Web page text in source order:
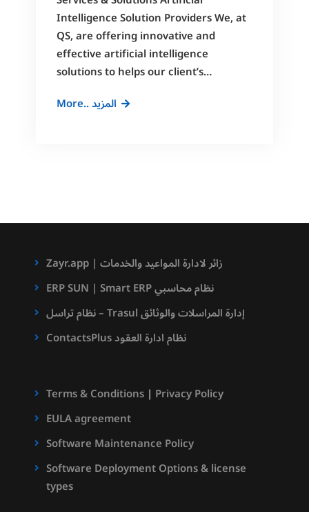
Intelligence Solution Providers We, at
QS, are offering innovative and
effective artificial intelligence
solutions to helps our client’s…
More.. المزيدArtificial
Zayr.app | زائر لادارة المواعيد والخدمات
ERP SUN | Smart ERP نظام محاسبي
نظام تراسل – Trasul إدارة المراسلات والوثائق
ContactsPlus نظام ادارة العقود
Terms & Conditions| Privacy Policy
EULA agreement
Software Maintenance Policy
Software Deployment Options & license
types